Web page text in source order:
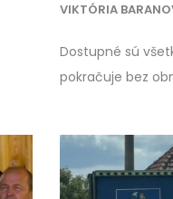
VIKTÓRIA
Dostupné sú
pokračuje bez